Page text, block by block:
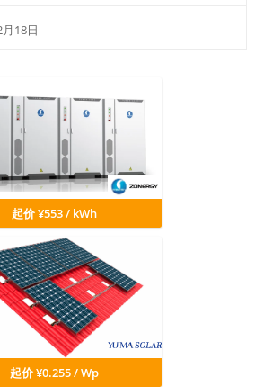
18日
起价 ¥553 / kWh
起价 ¥0.255 / Wp